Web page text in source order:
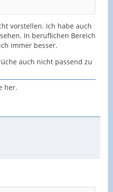
vorstellen. Ich habe auch
In beruflichen Bereich
immer besser.
auch nicht passend zu
her.